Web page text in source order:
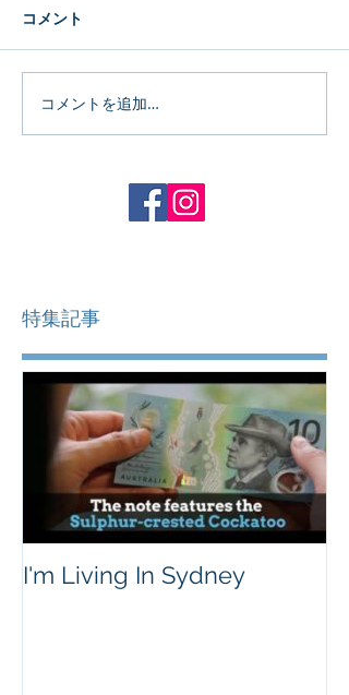
コメント
コメントを追加…
特集記事
I'm Living In Sydney